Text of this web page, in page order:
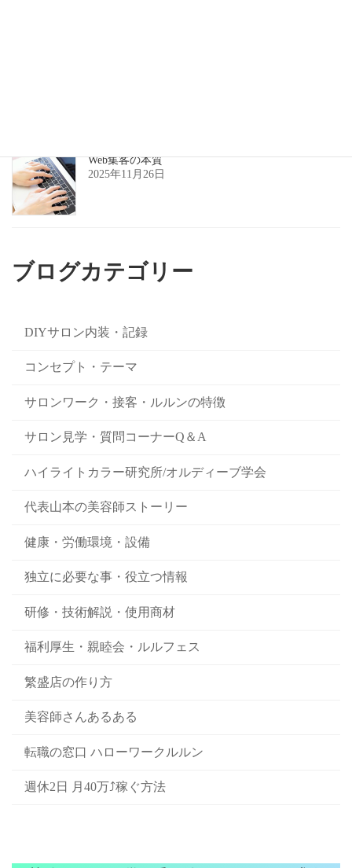
Web集客の本質
2025年11月26日
ブログカテゴリー
DIYサロン内装・記録
コンセプト・テーマ
サロンワーク・接客・ルルンの特徴
サロン見学・質問コーナーQ＆A
ハイライトカラー研究所/オルディーブ学会
代表山本の美容師ストーリー
健康・労働環境・設備
独立に必要な事・役立つ情報
研修・技術解説・使用商材
福利厚生・親睦会・ルルフェス
繁盛店の作り方
美容師さんあるある
転職の窓口 ハローワークルルン
週休2日 月40万⤴稼ぐ方法